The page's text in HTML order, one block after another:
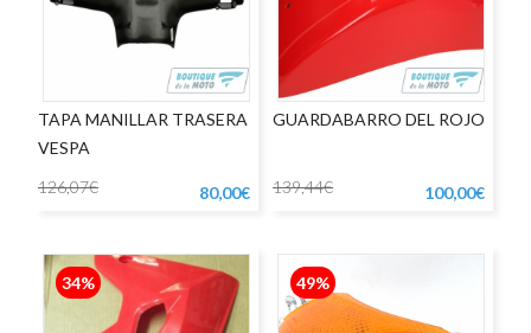
TAPA MANILLAR TRASERA
VESPA
126,07€
80,00€
GUARDABARRO DEL ROJO
139,44€ 100,00€
34% 49%